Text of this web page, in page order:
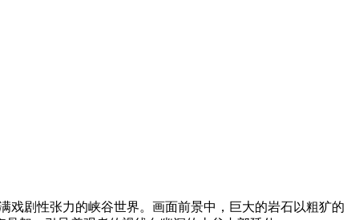
戏剧性张力的峡谷世界。画面前景中，巨大的岩石以粗犷的